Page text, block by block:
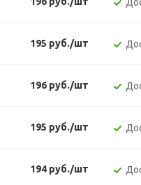
195 руб./шт
196 руб./шт
195 руб./шт
194 руб./шт